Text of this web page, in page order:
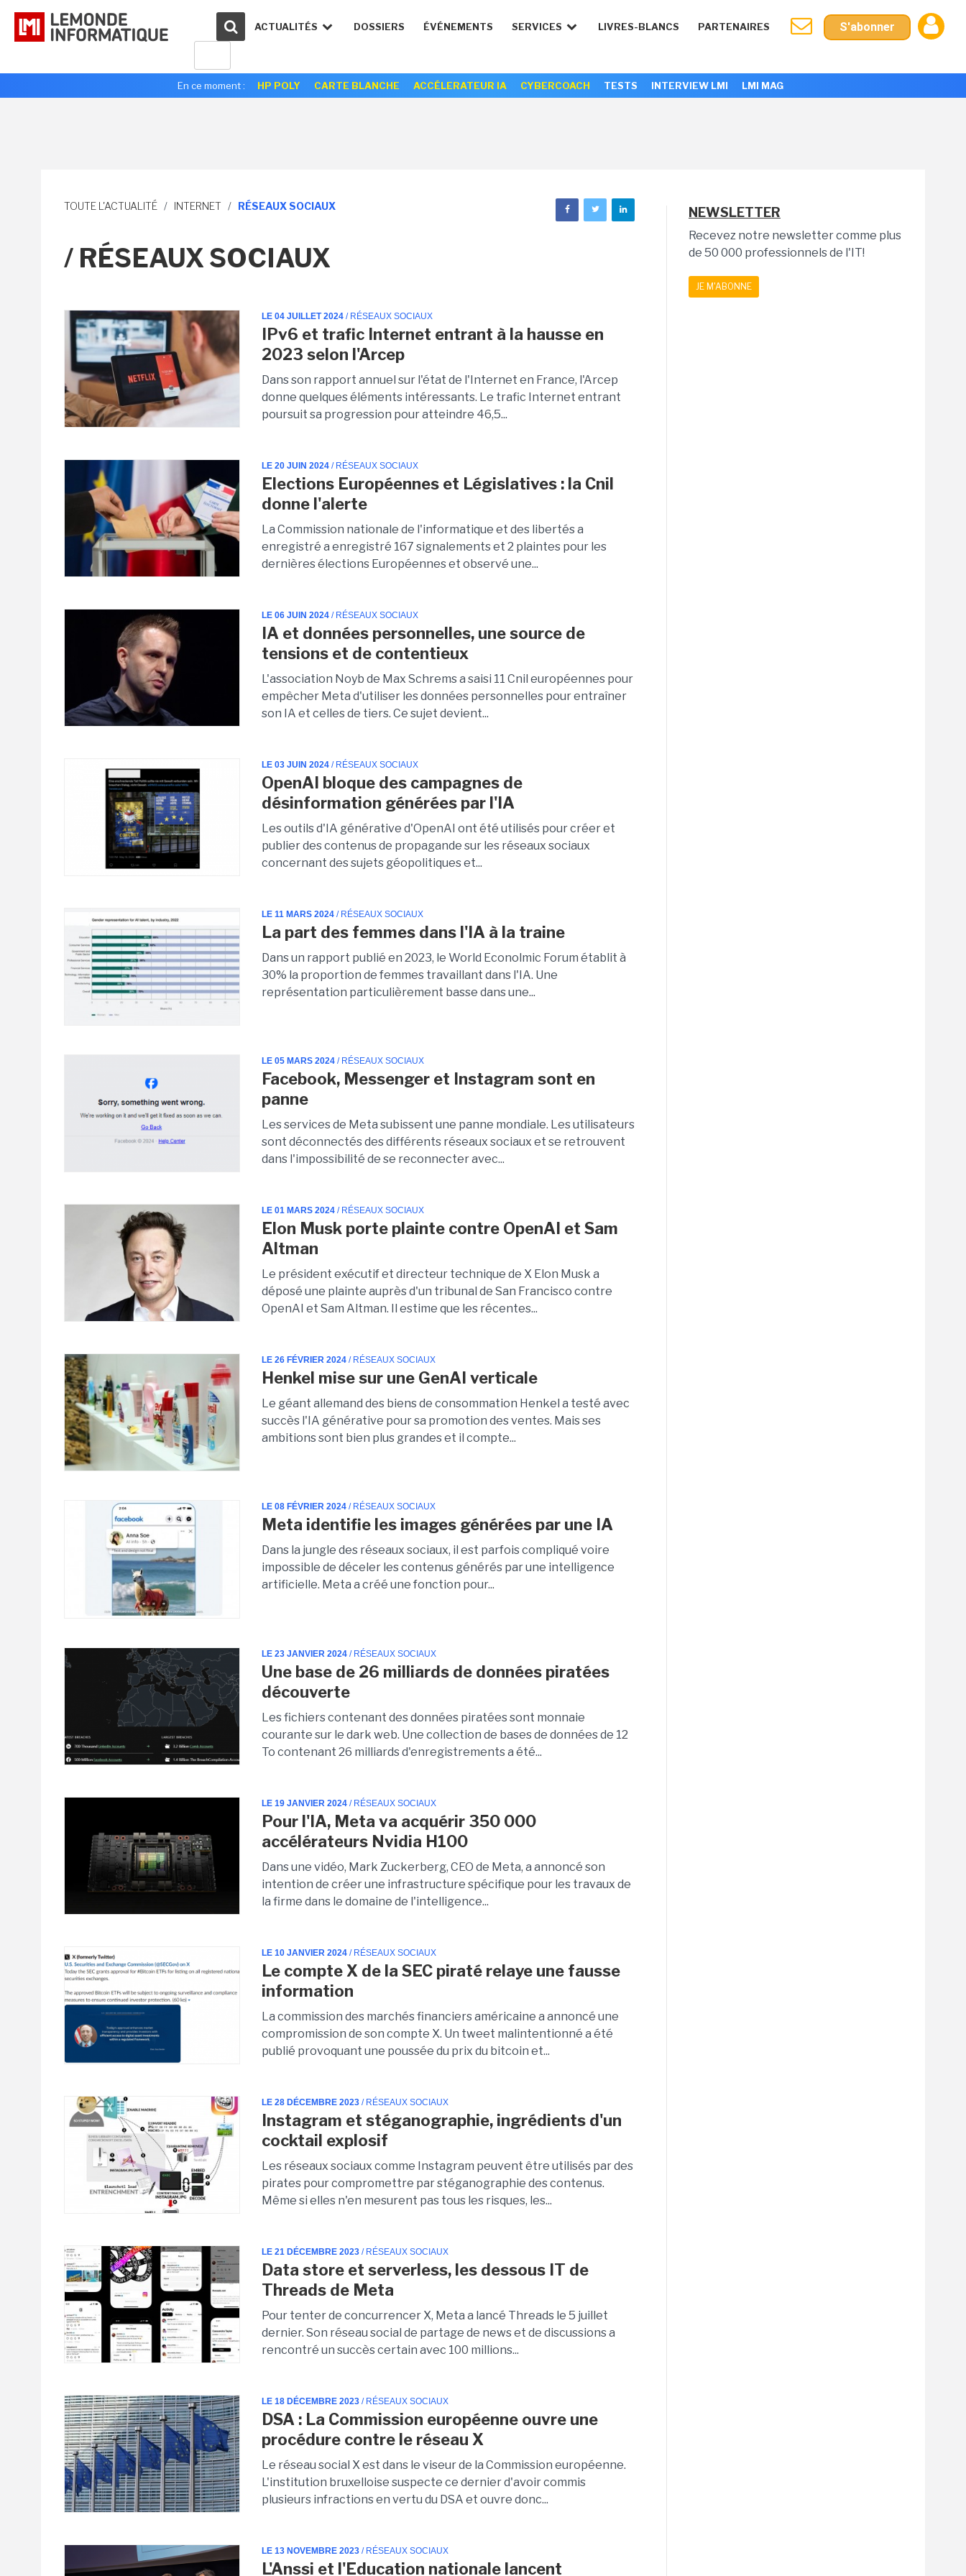
ACTUALITÉS DOSSIERS ÉVÉNEMENTS SERVICES LIVRES-BLANCS PARTENAIRES S'abonner
En ce moment : HP POLY CARTE BLANCHE ACCÉLERATEUR IA CYBERCOACH TESTS INTERVIEW LMI LMI MAG
TOUTE L'ACTUALITÉ / INTERNET / RÉSEAUX SOCIAUX
/ RÉSEAUX SOCIAUX
LE 04 JUILLET 2024 / RÉSEAUX SOCIAUX
IPv6 et trafic Internet entrant à la hausse en
2023 selon l'Arcep
Dans son rapport annuel sur l'état de l'Internet en France, l'Arcep
donne quelques éléments intéressants. Le trafic Internet entrant
poursuit sa progression pour atteindre 46,5...
LE 20 JUIN 2024 / RÉSEAUX SOCIAUX
Elections Européennes et Législatives : la Cnil
donne l'alerte
La Commission nationale de l'informatique et des libertés a
enregistré a enregistré 167 signalements et 2 plaintes pour les
dernières élections Européennes et observé une...
LE 06 JUIN 2024 / RÉSEAUX SOCIAUX
IA et données personnelles, une source de
tensions et de contentieux
L'association Noyb de Max Schrems a saisi 11 Cnil européennes pour
empêcher Meta d'utiliser les données personnelles pour entraîner
son IA et celles de tiers. Ce sujet devient...
LE 03 JUIN 2024 / RÉSEAUX SOCIAUX
OpenAI bloque des campagnes de
désinformation générées par l'IA
Les outils d'IA générative d'OpenAI ont été utilisés pour créer et
publier des contenus de propagande sur les réseaux sociaux
concernant des sujets géopolitiques et...
LE 11 MARS 2024 / RÉSEAUX SOCIAUX
La part des femmes dans l'IA à la traine
Dans un rapport publié en 2023, le World Econolmic Forum établit à
30% la proportion de femmes travaillant dans l'IA. Une
représentation particulièrement basse dans une...
LE 05 MARS 2024 / RÉSEAUX SOCIAUX
Facebook, Messenger et Instagram sont en
panne
Les services de Meta subissent une panne mondiale. Les utilisateurs
sont déconnectés des différents réseaux sociaux et se retrouvent
dans l'impossibilité de se reconnecter avec...
LE 01 MARS 2024 / RÉSEAUX SOCIAUX
Elon Musk porte plainte contre OpenAI et Sam
Altman
Le président exécutif et directeur technique de X Elon Musk a
déposé une plainte auprès d'un tribunal de San Francisco contre
OpenAI et Sam Altman. Il estime que les récentes...
LE 26 FÉVRIER 2024 / RÉSEAUX SOCIAUX
Henkel mise sur une GenAI verticale
Le géant allemand des biens de consommation Henkel a testé avec
succès l'IA générative pour sa promotion des ventes. Mais ses
ambitions sont bien plus grandes et il compte...
LE 08 FÉVRIER 2024 / RÉSEAUX SOCIAUX
Meta identifie les images générées par une IA
Dans la jungle des réseaux sociaux, il est parfois compliqué voire
impossible de déceler les contenus générés par une intelligence
artificielle. Meta a créé une fonction pour...
LE 23 JANVIER 2024 / RÉSEAUX SOCIAUX
Une base de 26 milliards de données piratées
découverte
Les fichiers contenant des données piratées sont monnaie
courante sur le dark web. Une collection de bases de données de 12
To contenant 26 milliards d'enregistrements a été...
LE 19 JANVIER 2024 / RÉSEAUX SOCIAUX
Pour l'IA, Meta va acquérir 350 000
accélérateurs Nvidia H100
Dans une vidéo, Mark Zuckerberg, CEO de Meta, a annoncé son
intention de créer une infrastructure spécifique pour les travaux de
la firme dans le domaine de l'intelligence...
LE 10 JANVIER 2024 / RÉSEAUX SOCIAUX
Le compte X de la SEC piraté relaye une fausse
information
La commission des marchés financiers américaine a annoncé une
compromission de son compte X. Un tweet malintentionné a été
publié provoquant une poussée du prix du bitcoin et...
LE 28 DÉCEMBRE 2023 / RÉSEAUX SOCIAUX
Instagram et stéganographie, ingrédients d'un
cocktail explosif
Les réseaux sociaux comme Instagram peuvent être utilisés par des
pirates pour compromettre par stéganographie des contenus.
Même si elles n'en mesurent pas tous les risques, les...
LE 21 DÉCEMBRE 2023 / RÉSEAUX SOCIAUX
Data store et serverless, les dessous IT de
Threads de Meta
Pour tenter de concurrencer X, Meta a lancé Threads le 5 juillet
dernier. Son réseau social de partage de news et de discussions a
rencontré un succès certain avec 100 millions...
LE 18 DÉCEMBRE 2023 / RÉSEAUX SOCIAUX
DSA : La Commission européenne ouvre une
procédure contre le réseau X
Le réseau social X est dans le viseur de la Commission européenne.
L'institution bruxelloise suspecte ce dernier d'avoir commis
plusieurs infractions en vertu du DSA et ouvre donc...
LE 13 NOVEMBRE 2023 / RÉSEAUX SOCIAUX
L'Anssi et l'Education nationale lancent
NEWSLETTER
Recevez notre newsletter comme plus
de 50 000 professionnels de l'IT!
JE M'ABONNE